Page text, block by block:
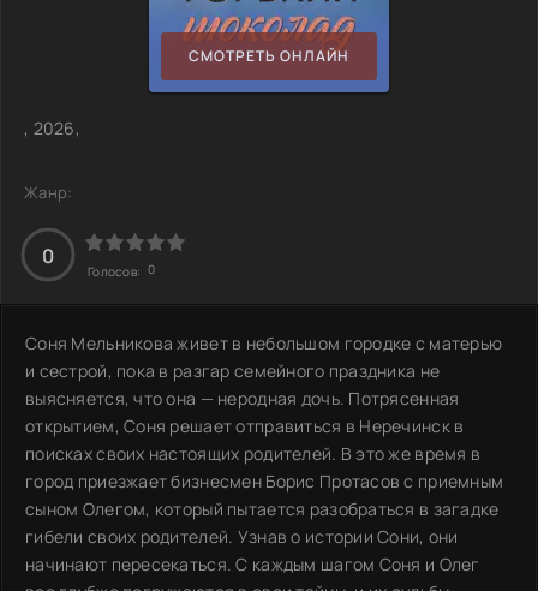
СМОТРЕТЬ ОНЛАЙН
, 2026,
Жанр:
0
Голосов: 0
Соня Мельникова живет в небольшом городке с матерью
и сестрой, пока в разгар семейного праздника не
выясняется, что она — неродная дочь. Потрясенная
открытием, Соня решает отправиться в Неречинск в
поисках своих настоящих родителей. В это же время в
город приезжает бизнесмен Борис Протасов с приемным
сыном Олегом, который пытается разобраться в загадке
гибели своих родителей. Узнав о истории Сони, они
начинают пересекаться. С каждым шагом Соня и Олег